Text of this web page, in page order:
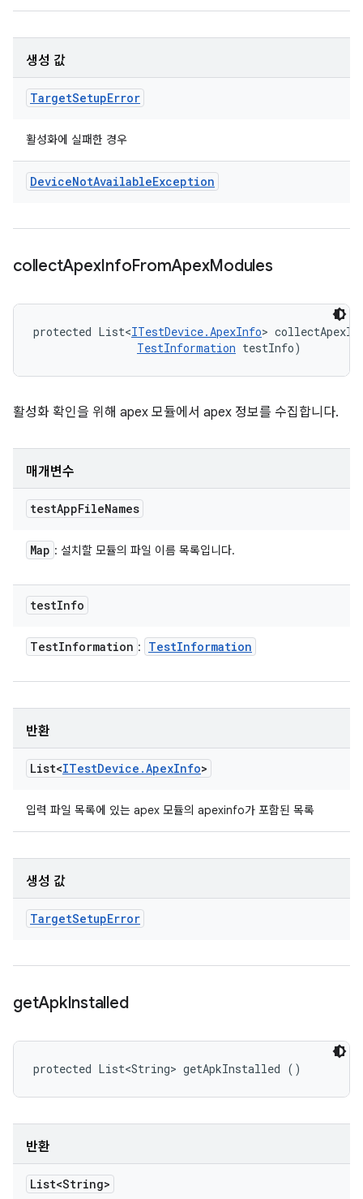
생성 값
TargetSetupError
활성화에 실패한 경우
DeviceNotAvailableException
collectApexInfoFromApexModules
protected List<ITestDevice.ApexInfo>
TestInformation testInfo)
활성화 확인을 위해 apex 모듈에서 apex 정보를 수집합니다.
매개변수
testAppFileNames
Map : 설치할 모듈의 파일 이름 목록입니다.
testInfo
TestInformation : TestInformation
반환
List<ITestDevice .ApexInfo>
입력 파일 목록에 있는 apex 모듈의 apexinfo가 포함된 목록
생성 값
TargetSetupError
getApkInstalled
protected List<String> getApkInstalled ()
반환
List<String>